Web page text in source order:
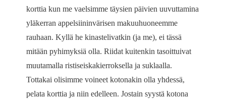
korttia kun me vaelsimme täysien päivien uuvuttamina
yläkerran appelsiininvärisen makuuhuoneemme
rauhaan. Kyllä he kinastelivatkin (ja me), ei tässä
mitään pyhimyksiä olla. Riidat kuitenkin tasoittuivat
muutamalla ristiseiskakierroksella ja suklaalla.
Tottakai olisimme voineet kotonakin olla yhdessä,
pelata korttia ja niin edelleen. Jostain syystä kotona